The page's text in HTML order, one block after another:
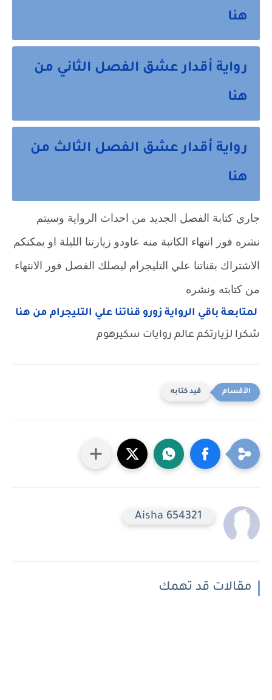
هنا
رواية أقدار عشق الفصل الثاني من
هنا
رواية أقدار عشق الفصل الثالث من
هنا
جاري كتابة الفصل الجديد من احداث الرواية وسيتم
نشره فور انتهاء الكاتبة منه عاودو زيارتنا الليلة او يمكنكم
الاشتراك بقناتنا علي التليجرام ليصلك الفصل فور الانتهاء
من كتابته ونشره
لمتابعة باقي الرواية زورو قناتنا علي التليجرام من هنا
شكرا لزيارتكم عالم روايات سكيرهوم
قيد كتابه
Aisha 654321
مقالات قد تهمك